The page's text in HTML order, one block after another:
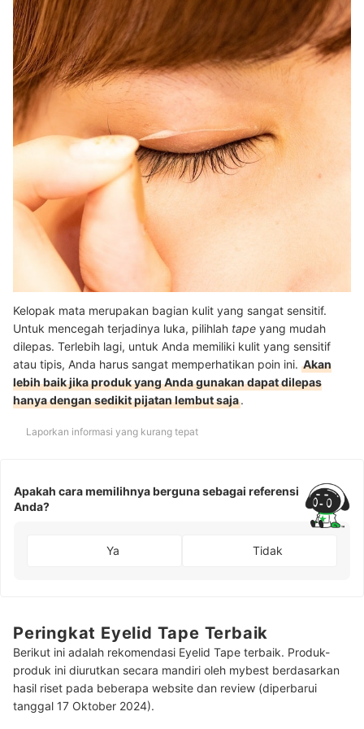
Kelopak mata merupakan bagian kulit yang sangat sensitif.
Untuk mencegah terjadinya luka, pilihlah tape yang mudah
dilepas. Terlebih lagi, untuk Anda memiliki kulit yang sensitif
atau tipis, Anda harus sangat memperhatikan poin ini. Akan
lebih baik jika produk yang Anda gunakan dapat dilepas
hanya dengan sedikit pijatan lembut saja.
Laporkan informasi yang kurang tepat
Apakah cara memilihnya berguna sebagai referensi
Anda?
Ya Tidak
Peringkat Eyelid Tape Terbaik
Berikut ini adalah rekomendasi Eyelid Tape terbaik. Produk-
produk ini diurutkan secara mandiri oleh mybest berdasarkan
hasil riset pada beberapa website dan review (diperbarui
tanggal 17 Oktober 2024).